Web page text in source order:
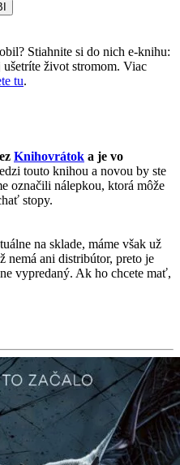
Stiahnite si do nich e-knihu:
život stromom. Viac
tu.
Knihovrátok a je vo
touto knihou a novou by ste
označili nálepkou, ktorá môže
stopy.
na sklade, máme však už
nemá ani distribútor, preto je
vypredaný. Ak ho chcete mať,